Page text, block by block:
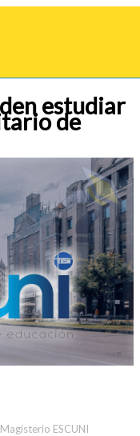
estudiar
de
ESCUNI